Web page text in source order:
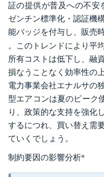
証の提供が普及への不安
ゼンチン標準化・認証機
能バッジを付与し、販売
。このトレンドにより平
所有コストは低下し、融
損なうことなく効率性の
電力事業会社エナルサの
型エアコンは夏のピーク
り、政策的な支持を強化
するにつれ、買い替え需
ていくでしょう。
制約要因の影響分析*